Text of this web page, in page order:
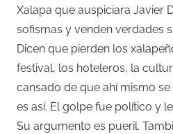
Xalapa que auspiciara Javier
sofismas y venden verdades
Dicen que pierden los
festival, los hoteleros, la
cansado de que ahí mismo
es así. El golpe fue político y
Su argumento es pueril.